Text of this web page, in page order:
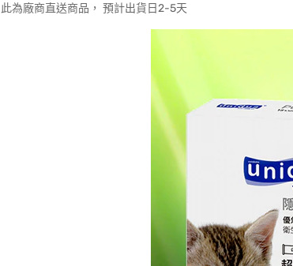
此為廠商直送商品， 預計出貨日2-5天